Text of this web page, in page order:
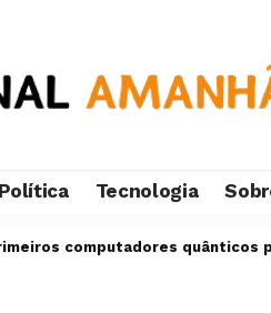
Política Tecnologia
computadores